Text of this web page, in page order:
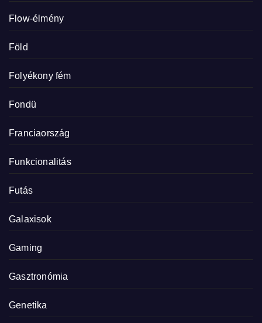
Flow-élmény
Föld
Folyékony fém
Fondü
Franciaország
Funkcionalitás
Futás
Galaxisok
Gaming
Gasztronómia
Genetika